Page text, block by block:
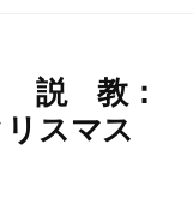
説 教：
リスマス